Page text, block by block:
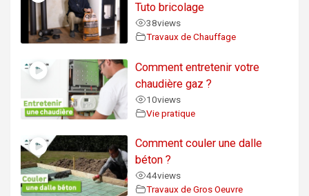
Tuto bricolage
38views
Travaux de Chauffage
Comment entretenir votre
chaudière gaz ?
10views
Vie pratique
Comment couler une dalle
béton ?
44views
Travaux de Gros Oeuvre